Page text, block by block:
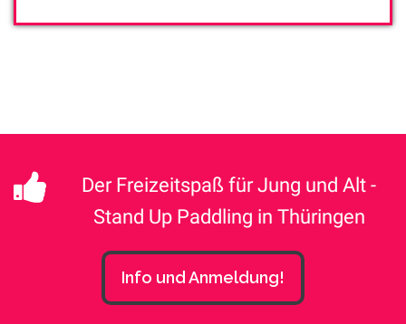
Der Freizeitspaß für Jung und Alt -
Stand Up Paddling in Thüringen
Info und Anmeldung!